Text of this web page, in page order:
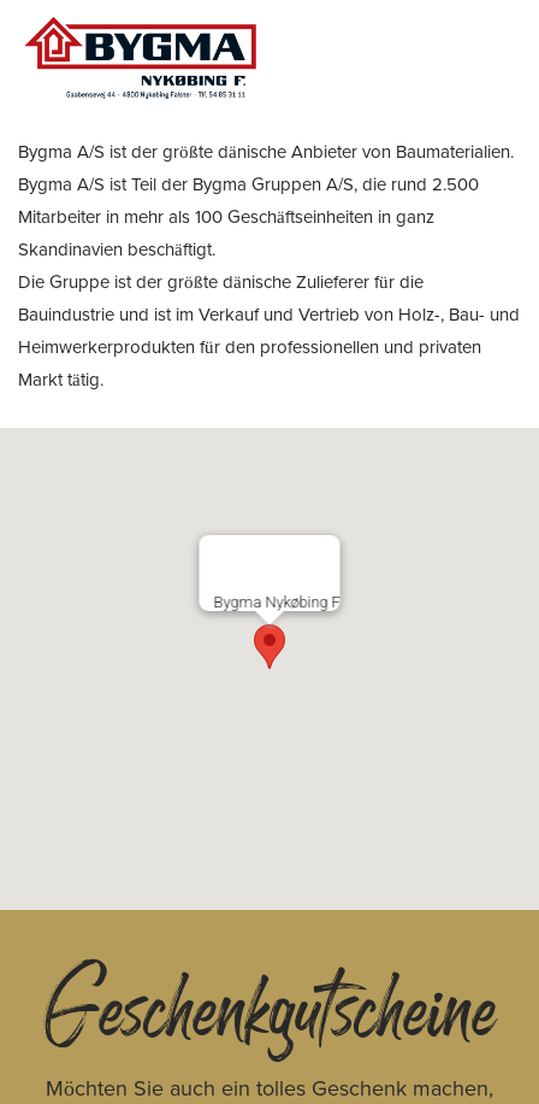
Bygma A/S ist der größte dänische Anbieter von Baumaterialien.
Bygma A/S ist Teil der Bygma Gruppen A/S, die rund 2.500
Mitarbeiter in mehr als 100 Geschäftseinheiten in ganz
Skandinavien beschäftigt.
Die Gruppe ist der größte dänische Zulieferer für die
Bauindustrie und ist im Verkauf und Vertrieb von Holz-, Bau- und
Heimwerkerprodukten für den professionellen und privaten
Markt tätig.
Bygma Nykøbing F
Geschenkgutscheine
Möchten Sie auch ein tolles Geschenk machen,